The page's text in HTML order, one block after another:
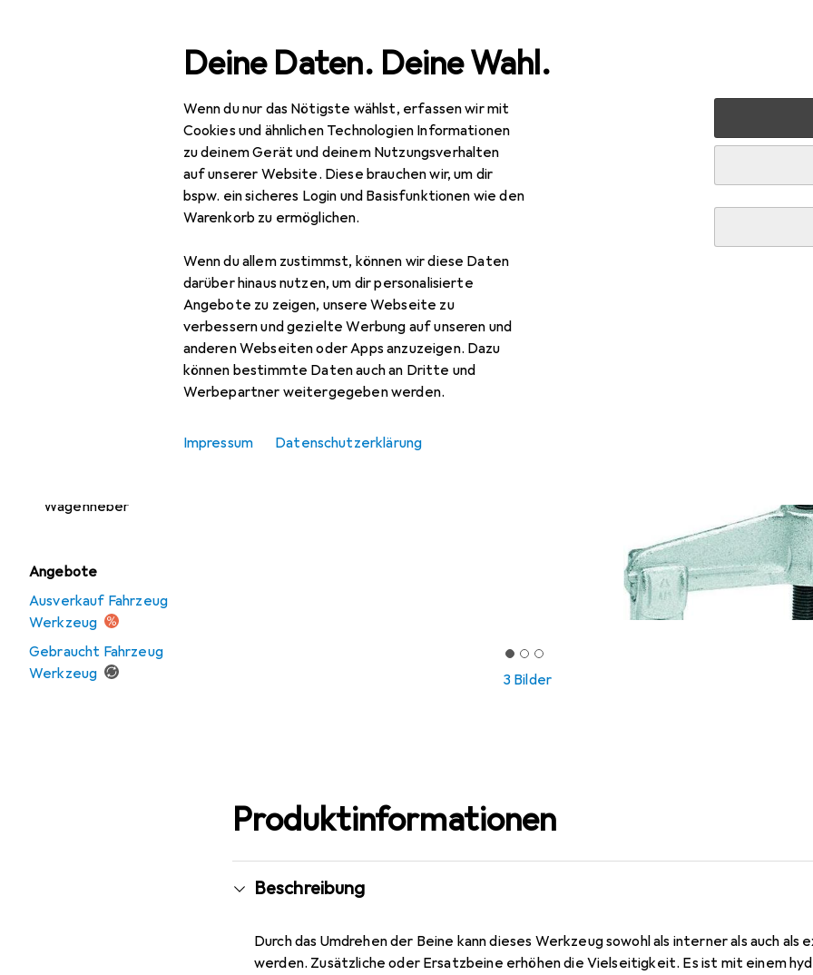
Deine Daten. Deine Wahl.
Wenn du nur das Nötigste wählst, erfassen wir mit
Cookies und ähnlichen Technologien Informationen
zu deinem Gerät und deinem Nutzungsverhalten
auf unserer Website. Diese brauchen wir, um dir
bspw. ein sicheres Login und Basisfunktionen wie den
Warenkorb zu ermöglichen.
Wenn du allem zustimmst, können wir diese Daten
darüber hinaus nutzen, um dir personalisierte
Angebote zu zeigen, unsere Webseite zu
verbessern und gezielte Werbung auf unseren und
anderen Webseiten oder Apps anzuzeigen. Dazu
können bestimmte Daten auch an Dritte und
Werbepartner weitergegeben werden.
Impressum Datenschutzerklärung
Navigation nach Kategorien
Wagenheber
Angebote
Ausverkauf Fahrzeug
Werkzeug
Gebraucht Fahrzeug
Werkzeug
Baumarkt + Garten Werkzeug + Werkstatt
3 Bilder
Produktinformationen
Beschreibung
Durch das Umdrehen der Beine kann dieses Werkzeug sowohl als interner als auch
werden. Zusätzliche oder Ersatzbeine erhöhen die Vielseitigkeit. Es ist mit einem